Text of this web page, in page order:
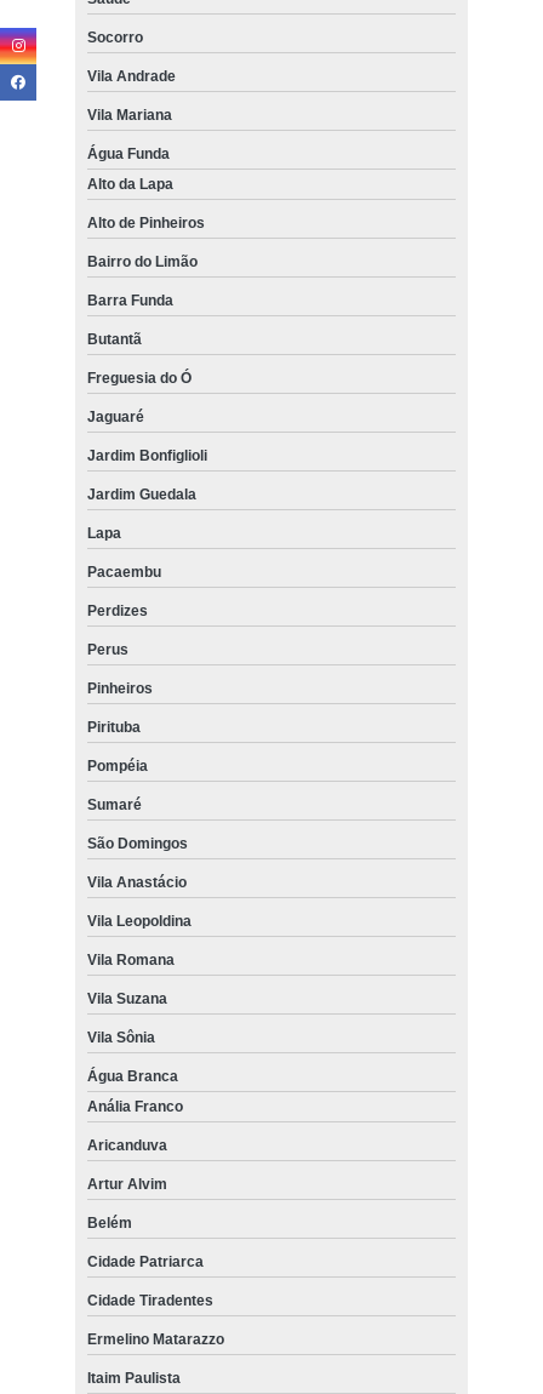
Socorro
Vila Andrade
Vila Mariana
Água Funda
Alto da Lapa
Alto de Pinheiros
Bairro do Limão
Barra Funda
Butantã
Freguesia do Ó
Jaguaré
Jardim Bonfiglioli
Jardim Guedala
Lapa
Pacaembu
Perdizes
Perus
Pinheiros
Pirituba
Pompéia
Sumaré
São Domingos
Vila Anastácio
Vila Leopoldina
Vila Romana
Vila Suzana
Vila Sônia
Água Branca
Anália Franco
Aricanduva
Artur Alvim
Belém
Cidade Patriarca
Cidade Tiradentes
Ermelino Matarazzo
Itaim Paulista